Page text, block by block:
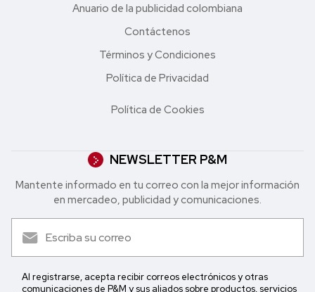
Anuario de la publicidad colombiana
Contáctenos
Términos y Condiciones
Política de Privacidad
Política de Cookies
NEWSLETTER P&M
Mantente informado en tu correo con la mejor in formación
en mercadeo, publicidad y comunicaciones.
Al registrarse, acepta recibir correos electrónicos y otras
comunicaciones de P&M y sus aliados sobre productos, servicios